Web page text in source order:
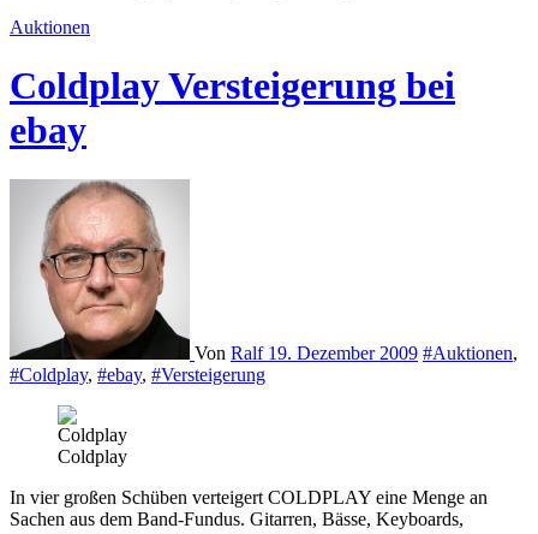
Auktionen
Coldplay Versteigerung bei
ebay
Von Ralf 19. Dezember 2009 #Auktionen,
#Coldplay, #ebay, #Versteigerung
Coldplay
In vier großen Schüben verteigert COLDPLAY eine Menge an
Sachen aus dem Band-Fundus. Gitarren, Bässe, Keyboards,